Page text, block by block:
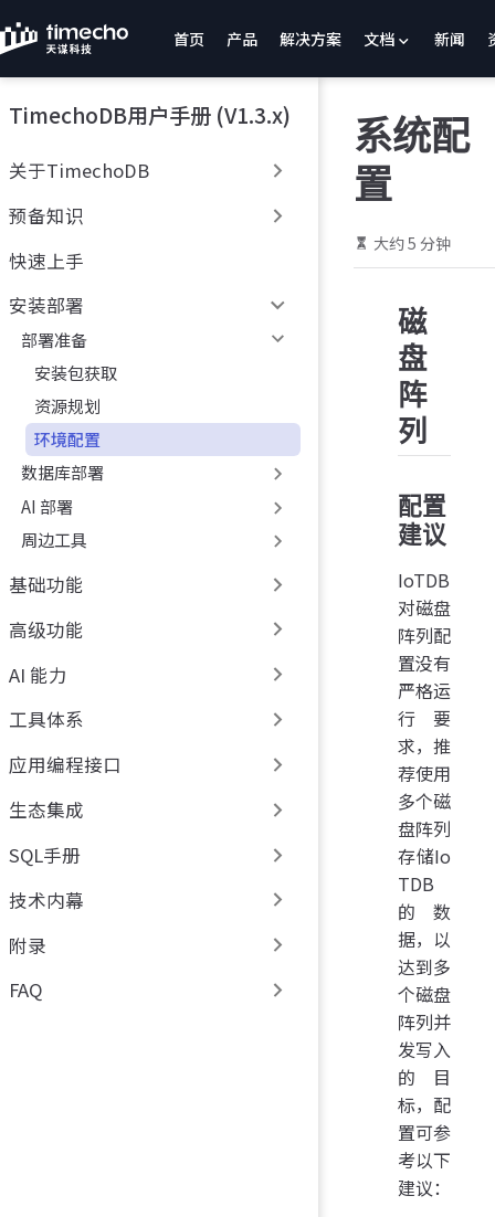
跳
至
主
內
首页 产品 解决方案 文档 新闻
TimechoDB用户手册 (V1.3.x)
关于TimechoDB
预备知识
快速上手
安装部署
部署准备
安装包获取
资源规划
环境配置
数据库部署
AI 部署
周边工具
基础功能
高级功能
AI 能力
工具体系
应用编程接口
生态集成
SQL手册
技术内幕
附录
FAQ
系统配
置
大约 5 分钟
磁
盘
阵
列
配置
建议
IoTDB
对磁盘
阵列配
置没有
严格运
行要
求，推
荐使用
多个磁
盘阵列
存储Io
TDB
的数
据，以
达到多
个磁盘
阵列并
发写入
的目
标，配
置可参
考以下
建议：